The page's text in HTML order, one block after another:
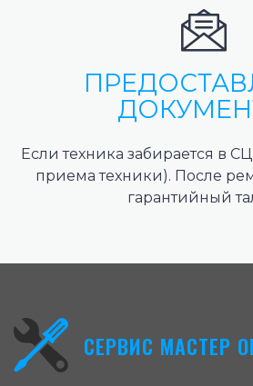
Если техника забирается в
приема техники). После
гарантийный
СЕРВИС МАСТЕР